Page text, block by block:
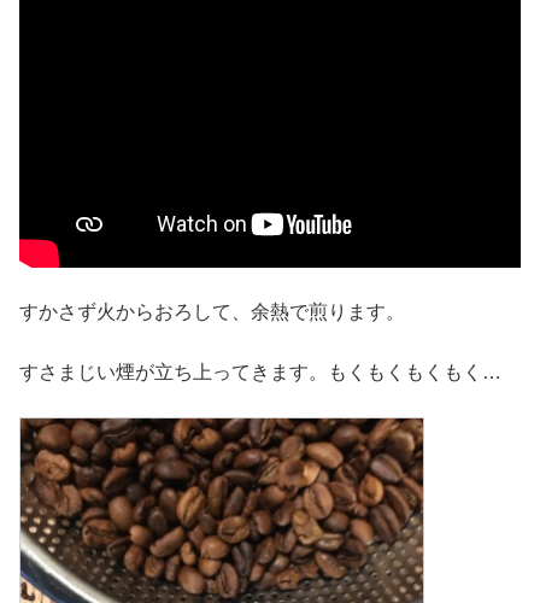
すかさず火からおろして、余熱で煎ります。
すさまじい煙が立ち上ってきます。もくもくもくもく…